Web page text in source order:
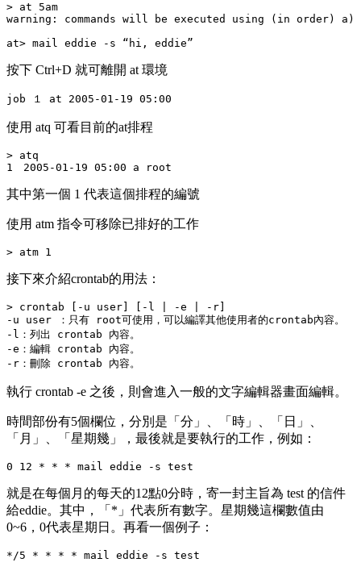
> at 5am
warning: commands will be executed using (in order)
按下 Ctrl+D 就可離開 at環境
使用 atq 可看目前的at排程
> atq
其中第一個 1 代表這個排程的編號
使用 atm 指令可移除已排好的工作
接下來介紹crontab的用法：
> crontab [-u user] [-l | -e | -r]
-u user ：只有 root可使用，可以編譯其他使用者的crontab內容。
-l：列出 crontab 內容。
-e：編輯 crontab 內容。
執行 crontab -e 之後，則會進入一般的文字編輯器畫面編輯。
時間部份有5個欄位，分別是「分」、「時」、「日」、
「月」、「星期幾」，最後就是要執行的工作，例如：
就是在每個月的每天的12點0分時，寄一封主旨為 test 的信件
給eddie。其中，「 * 」代表所有數字。星期幾這欄數值由
0~6，0代表星期日。再看一個例子：